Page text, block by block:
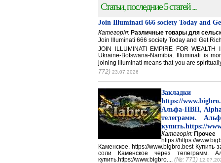
Статьи, последние 5 статей ...
Join Illuminati 666 society Today and
Категорія: Различные товары для
Join Illuminati 666 society Today and Get
JOIN ILLUMINATI EMPIRE FOR WEALTH
Ukraine-Botswana-Namibia. Illuminati is
joining illuminati means that you are
772) 23.07.2026
Закладки
https://
Альфа-ПВП, Alpha
телеграмм.
купить.https://
Категорія: Прочее
https://https://
Каменское. https://www.bigbro.best Купить
соли Каменское через телеграмм.
купить.https://www.bigbro.... (№: 771)